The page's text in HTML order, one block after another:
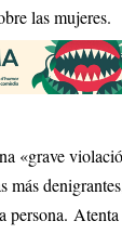
las mujeres.
«grave
más
persona.